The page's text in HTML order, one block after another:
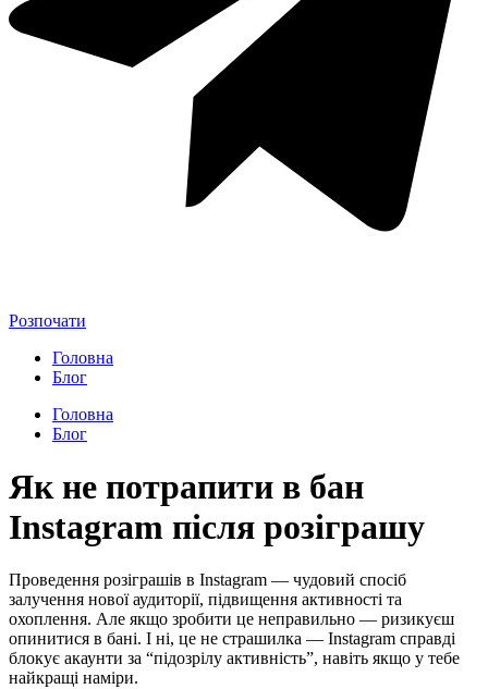
Розпочати
Головна
Блог
Головна
Блог
Як не потрапити в бан
Instagram після розіграшу
Проведення розіграшів в Instagram — чудовий спосіб
залучення нової аудиторії, підвищення активності та
охоплення. Але якщо зробити це неправильно — ризикуєш
опинитися в бані. І ні, це не страшилка — Instagram справді
блокує акаунти за “підозрілу активність”, навіть якщо у тебе
найкращі наміри.